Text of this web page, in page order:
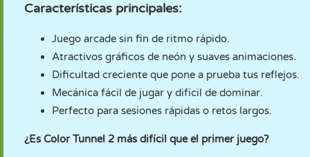
Características principales:
Juego arcade sin fin de ritmo rápido.
Atractivos gráficos de neón y suaves animaciones.
Dificultad creciente que pone a prueba tus reflejos.
Mecánica fácil de jugar y difícil de dominar.
Perfecto para sesiones rápidas o retos largos.
¿Es Color Tunnel 2 más difícil que el primer juego?